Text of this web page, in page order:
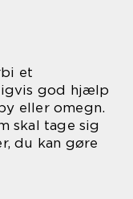
et
god hjælp
eller omegn.
skal tage sig
du kan gøre